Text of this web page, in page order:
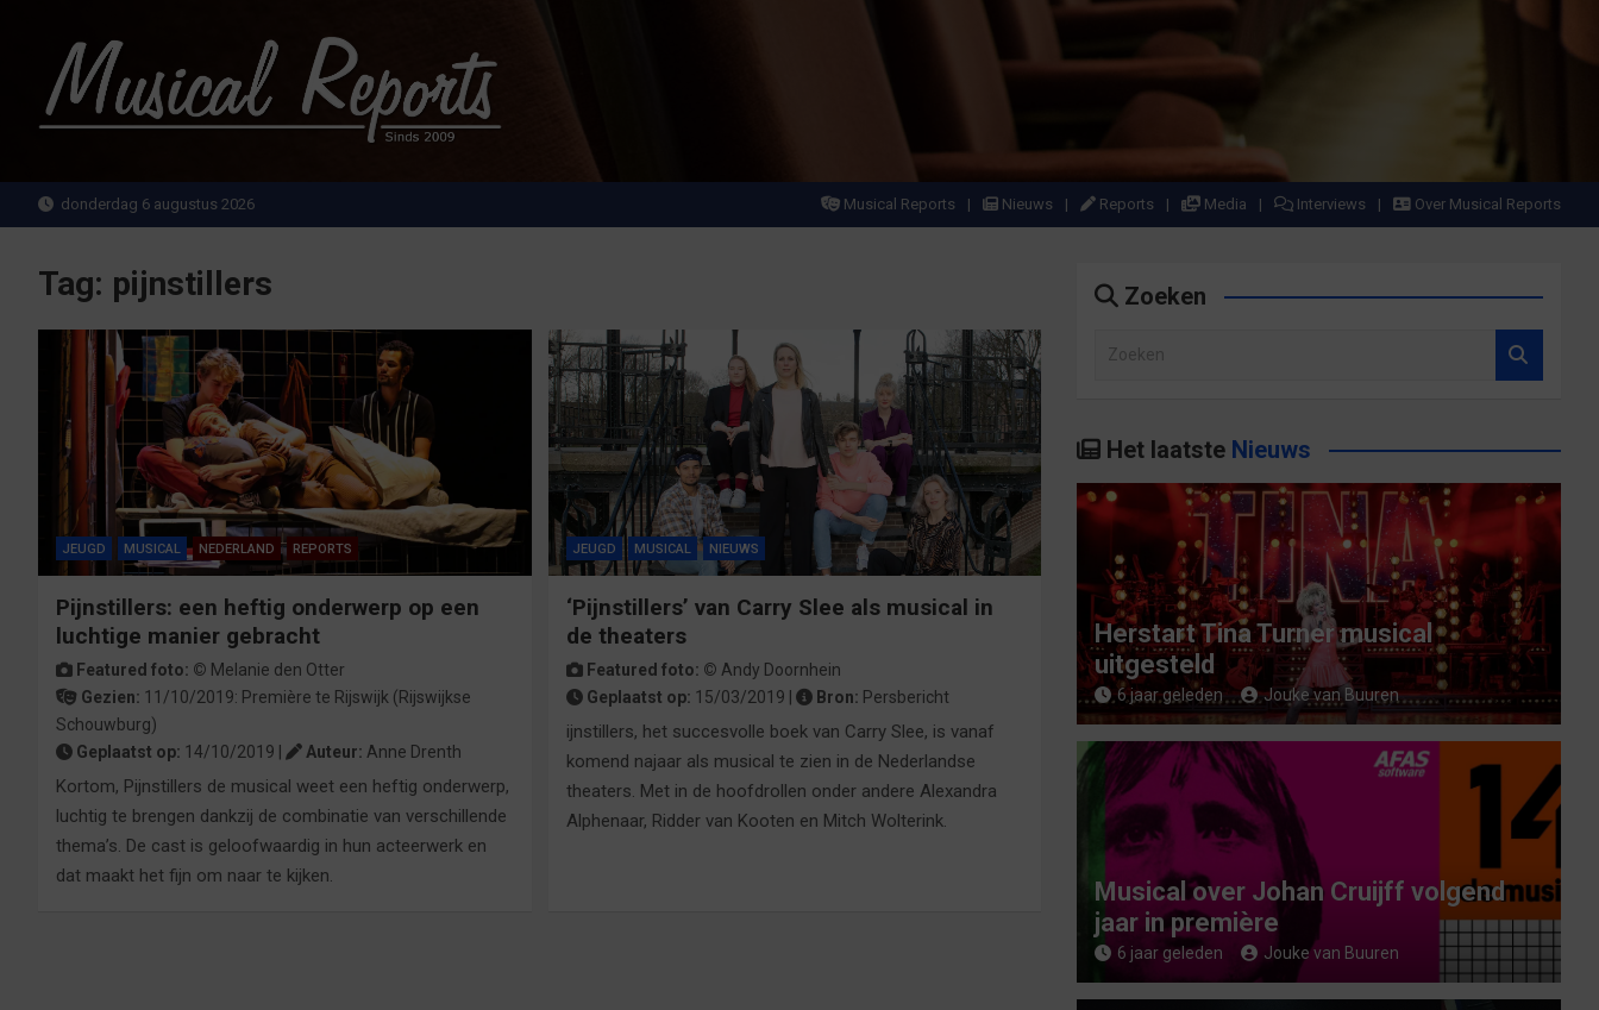
inhoud
MusicalReports.nl
donderdag 6 augustus 2026 Musical Reports Nieuws Reports Media Interviews Over Musical Reports
Tag: pijnstillers
JEUGD MUSICAL NEDERLAND REPORTS
Pijnstillers: een heftig onderwerp op een
luchtige manier gebracht
Featured foto: © Melanie den Otter
Gezien: 11/10/2019: Première te Rijswijk (Rijswijkse
Schouwburg)
Geplaatst op: 14/10/2019 | Auteur: Anne Drenth
Kortom, Pijnstillers de musical weet een heftig onderwerp,
luchtig te brengen dankzij de combinatie van verschillende
thema’s. De cast is geloofwaardig in hun acteerwerk en
dat maakt het fijn om naar te kijken.
JEUGD MUSICAL NIEUWS
‘Pijnstillers’ van Carry Slee als musical in
de theaters
Featured foto: © Andy Doornhein
Geplaatst op: 15/03/2019 | Bron: Persbericht
ijnstillers, het succesvolle boek van Carry Slee, is vanaf
komend najaar als musical te zien in de Nederlandse
theaters. Met in de hoofdrollen onder andere Alexandra
Alphenaar, Ridder van Kooten en Mitch Wolterink.
Zoeken
e
n
Het laatste Nieuws
Herstart Tina Turner musical
uitgesteld
6 jaar geleden Jouke van Buuren
Musical over Johan Cruijff volgend
jaar in première
6 jaar geleden Jouke van Buuren